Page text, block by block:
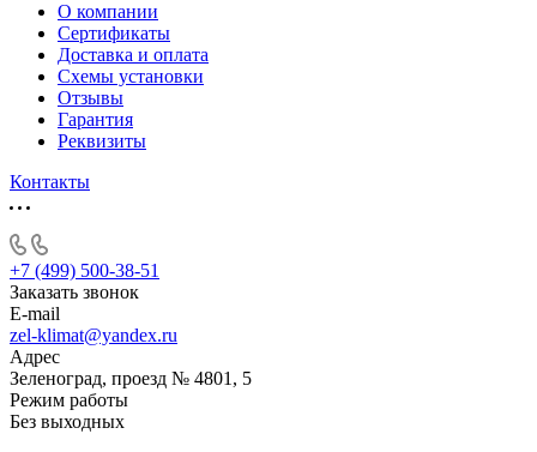
О компании
Сертификаты
Доставка и оплата
Схемы установки
Отзывы
Гарантия
Реквизиты
Контакты
+7 (499) 500-38-51
Заказать звонок
E-mail
zel-klimat@yandex.ru
Адрес
Зеленоград, проезд № 4801, 5
Режим работы
Без выходных